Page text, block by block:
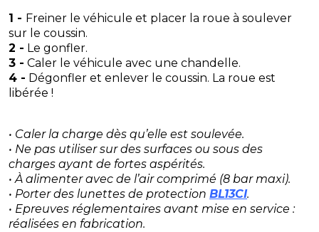
1 - Freiner le véhicule et placer la roue à soulever
sur le coussin.
2 - Le gonfler.
3 - Caler le véhicule avec une chandelle.
4 - Dégonfler et enlever le coussin. La roue est
libérée !
• Caler la charge dès qu’elle est soulevée.
• Ne pas utiliser sur des surfaces ou sous des
charges ayant de fortes aspérités.
• À alimenter avec de l’air comprimé (8 bar maxi).
• Porter des lunettes de protection BL13CI.
• Epreuves réglementaires avant mise en service :
réalisées en fabrication.